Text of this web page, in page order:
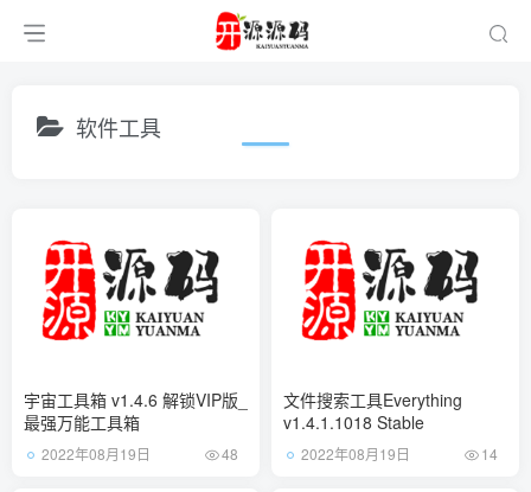
软件工具
宇宙工具箱 v1.4.6 解锁VIP版_
最强万能工具箱
2022年08月19日 48
文件搜索工具Everything
v1.4.1.1018 Stable
2022年08月19日 14